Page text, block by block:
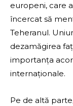
europeni, care
încercat să
Teheranul.
dezamăgirea
importanța
internaționale.
Pe de altă